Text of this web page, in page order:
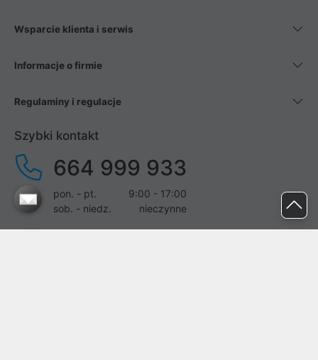
Wsparcie klienta i serwis
Informacje o firmie
Regulaminy i regulacje
Szybki kontakt
664 999 933
pon. - pt.
9:00 - 17:00
sob. - niedz.
nieczynne